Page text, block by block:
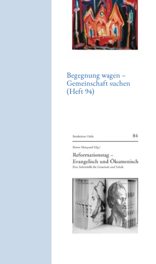
Begegnung wagen –
Gemeinschaft suchen
(Heft 94)